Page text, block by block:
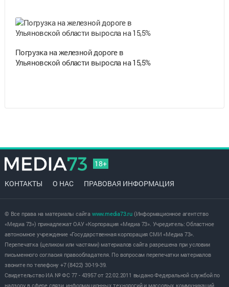
Погрузка на железной дороге в
Ульяновской области выросла на 15,5%
18+
КОНТАКТЫ О НАС ПРАВОВАЯ ИНФОРМАЦИЯ
© Все права на материалы сайта www.media73.ru(Информационное агентство
«Медиа 73») принадлежат ОАУ «Корпорация «Медиа 73». Учредитель: Областное
автономное учреждение «Государственная корпорация СМИ «Медиа 73».
Перепечатка (целиком или частями) материалов сайта разрешена при условии
письменного согласия правообладателя. По вопросам перепечатки материалов
звоните по телефону +7 (8422) 30-19-39.
Свидетельство ИА № ФС 77 - 43957 от 22.02.2011 выдано Федеральной службой по
надзору в сфере связи, информационных технологий и массовых коммуникаций